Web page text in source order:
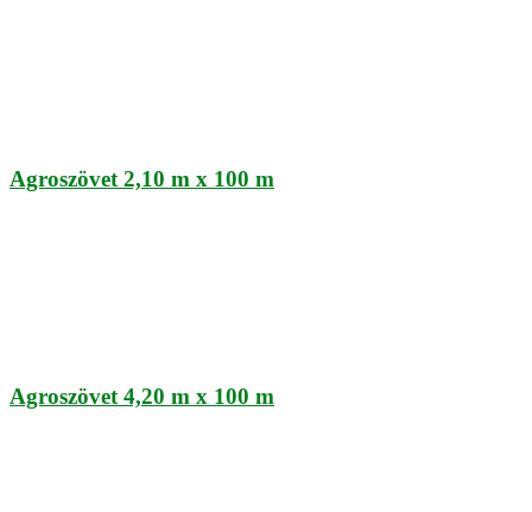
Agroszövet 2,10 m x 100 m
Agroszövet 4,20 m x 100 m